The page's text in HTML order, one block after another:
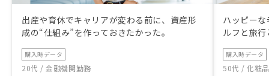
出産や育休でキャリアが変わる前に、資産形
成の“仕組み”を作っておきたかった。
購入時データ
20代 / 金融機関勤務
ハッピー
ルフと旅
購入時データ
50代 / 化粧